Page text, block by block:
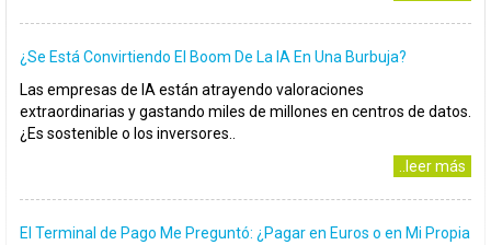
¿Se Está Convirtiendo El Boom De La IA En Una Burbuja?
Las empresas de IA están atrayendo valoraciones
extraordinarias y gastando miles de millones en centros de datos.
¿Es sostenible o los inversores..
..leer más
El Terminal de Pago Me Preguntó: ¿Pagar en Euros o en Mi Propia